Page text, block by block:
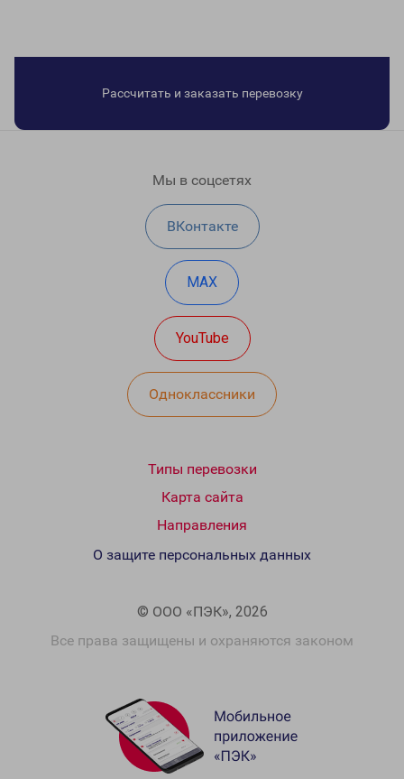
Рассчитать и заказать перевозку
Мы в соцсетях
ВКонтакте
MAX
YouTube
Одноклассники
Типы перевозки
Карта сайта
Направления
© ООО «ПЭК», 2026
Все права защищены и охраняются законом
О защите персональных данных